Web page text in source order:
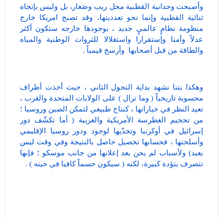
وأصبحت وحدانية القطبية محل ريب وصَغار، بل وليس بإتجاه
ثنائية القطبية وإنما نحو تعدديتها، وقد تصبح امريكا خارج
منظومة نظامٍ عالميٍ جديد ، بوجودها خارجه ستكون أكثر
عدلاً وأمنا وإستقرارا واستغلالا للثروات الوطنية والمياه
والطاقة من قبل أصحابها وأرسخ قيمياً .
وهكذا بتنا نشهد بداية التحول الثاني ، حيث أخذت أطراف
محسوبة تاريخياً ( وما تزال ) على الولايات المتحدة والغرب ،
تعيد النظر في خياراتها ، كنتاج طبيعي لتمكن الصين وروسيا ؛
من تحجيم الغطرسة الأمريكية والغربية ( أما تكشّف دور
إسرائيل في أوكرنيا وتحدّيها لوجود ودور روسيا الإقليمي
وأسلحتها ، فحسابها تحصيل حاصل بالنتيجة وفي وقت ليس
بعيد) ولأسباب لم يحن بعد إعلانها من جانب موسكو ؛ فإنها
تتصرف بتؤدة كبيرة، لكنه ( سيكون حسماً كافيا في حينه ) .